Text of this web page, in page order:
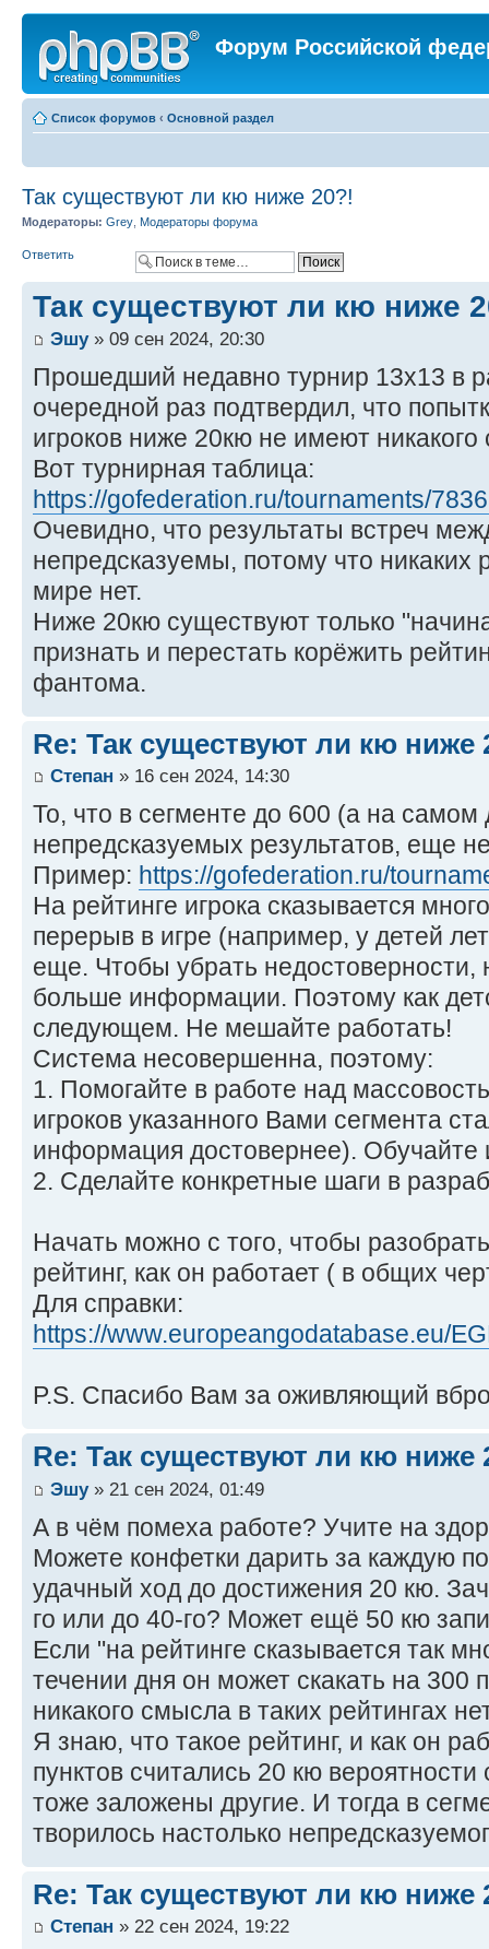
Форум Российской
Список форумов ‹ Основной раздел
Так существуют ли кю ниже 20?!
Модераторы: Grey Модераторы форума
Ответить
Так существуют ли кю ниже
Эшу» 09 сен 2024, 20:30
Прошедший недавно турнир 13х13 в
очередной раз подтвердил, что
игроков ниже 20кю не имеют
Вот турнирная таблица:
https://gofederation.ru/tournaments/
Очевидно, что результаты встреч
непредсказуемы, потому что никаких
мире нет.
Ниже 20кю существуют только
признать и перестать корёжить
фантома.
Re: Так существуют ли кю ниже
Степан » 16 сен 2024, 14:30
То, что в сегменте до 600 (а на
непредсказуемых результатов, еще
Пример: https://gofederation.ru/
На рейтинге игрока сказывается
перерыв в игре (например, у детей
еще. Чтобы убрать недостоверности,
больше информации. Поэтому как
следующем. Не мешайте работать!
Система несовершенна, поэтому:
1. Помогайте в работе над
игроков указанного Вами сегмента
информация достовернее). Обучайте
2. Сделайте конкретные шаги в
Начать можно с того, чтобы
рейтинг, как он работает ( в общих
Для справки:
https://www.europeangodatabase.eu/
P.S. Спасибо Вам за оживляющий
Re: Так существуют ли кю ниже
Эшу» 21 сен 2024, 01:49
А в чём помеха работе? Учите на
Можете конфетки дарить за каждую
удачный ход до достижения 20 кю.
го или до 40-го? Может ещё 50 кю
Если "на рейтинге сказывается так
течении дня он может скакать на 300
никакого смысла в таких рейтингах
Я знаю, что такое рейтинг, и как он
пунктов считались 20 кю
тоже заложены другие. И тогда в
творилось настолько
Re: Так существуют ли кю ниже
Степан » 22 сен 2024, 19:22